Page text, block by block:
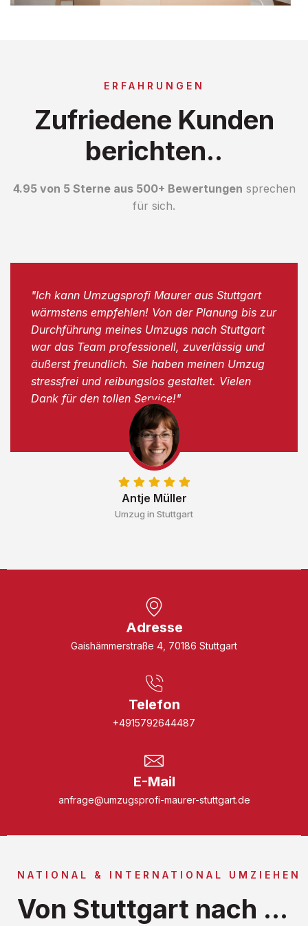
ERFAHRUNGEN
Zufriedene Kunden
berichten..
4.95 von 5 Sterne aus 500+ Bewertungen sprechen
für sich.
Antje Müller
Umzug in Stuttgart
"Ich kann Umzugsprofi Maurer aus Stuttgart
wärmstens empfehlen! Von der Planung bis zur
Durchführung meines Umzugs nach Stuttgart
war das Team professionell, zuverlässig und
äußerst freundlich. Sie haben meinen Umzug
stressfrei und reibungslos gestaltet. Vielen
Dank für den tollen Service!"
Adresse
Gaishämmerstraße 4, 70186 Stuttgart
Telefon
+4915792644487
E-Mail
anfrage@umzugsprofi-maurer-stuttgart.de
NATIONAL & INTERNATIONAL UMZIEHEN
Von Stuttgart nach ...